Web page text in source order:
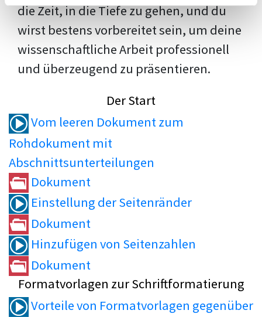
die Zeit, in die Tiefe zu gehen, und du
wirst bestens vorbereitet sein, um deine
wissenschaftliche Arbeit professionell
und überzeugend zu präsentieren.
Der Start
Vom leeren Dokument zum
Rohdokument mit
Abschnittsunterteilungen
Dokument
Einstellung der Seitenränder
Dokument
Hinzufügen von Seitenzahlen
Dokument
Formatvorlagen zur Schriftformatierung
Vorteile von Formatvorlagen gegenüber